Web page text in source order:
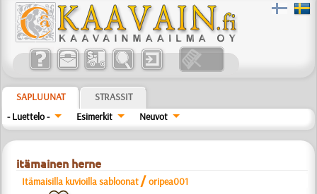
SAPLUUNAT
STRASSIT
- Luettelo -
Esimerkit Neuvot
itämainen herne
Itämaisilla kuvioilla sabloonat /oripea001